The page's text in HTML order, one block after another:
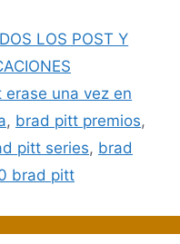
LOS POST Y
una vez en
, brad pitt premios,
pitt series, brad
brad pitt